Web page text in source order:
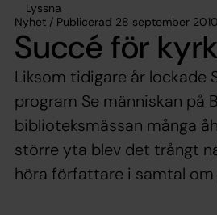
Lyssna
Nyhet / Publicerad 28 september
Succé för
Liksom tidigare år lockade
program Se människan på
biblioteksmässan många
större yta blev det trångt
höra författare i samtal